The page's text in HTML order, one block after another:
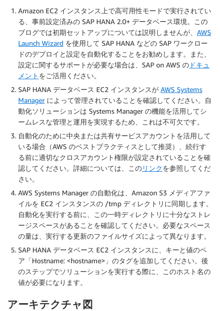
Amazon EC2 インスタンス上で高可用性モードで実行されてい
る、事前設定済みの SAP HANA 2.0+ データベース環境。この
ブログでは初期セットアップについては説明しませんが、 AWS
Launch Wizard を使用して SAP HANA などの SAP ワークロー
ドのデプロイと設定を自動化することをお勧めします。また、
設定に関するサポートが必要な場合は、SAP on AWS の ドキュ
メント をご活用ください。
SAP HANA データベース EC2 インスタンスが AWS Systems
Managerによって管理されていることを確認してください。自
動化ソリューションは Systems Manager の機能を活用してシ
ームレスな管理と運用を実現するため、これは不可欠です。
自動化のために中央または共有サービスアカウントを活用して
いる場合（AWS のベストプラクティスとして推奨）、続行す
る前に適切なクロスアカウント権限が設定されていることを確
認してください。詳細については、このリンクを参照してくだ
さい。
AWS Systems Manager の自動化は、Amazon S3 メディアファ
イルを EC2 インスタンスの /tmp ディレクトリに同期します。
自動化を実行する前に、この一時ディレクトリに十分なストレ
ージスペースがあることを確認してください。必要なスペース
の量は、実行する更新のファイルサイズによって異なります。
SAP HANA データベース EC2 インスタンスに、キーと値のペ
ア「Hostname: <hostname>」のタグを追加してください。後
のステップでソリューションを実行する際に、このホスト名の
値が必要になります。
アーキテクチャ図